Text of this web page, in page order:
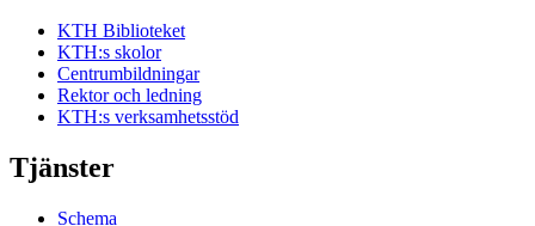
KTH Biblioteket
KTH:s skolor
Centrumbildningar
Rektor och ledning
KTH:s verksamhetsstöd
Tjänster
Schema